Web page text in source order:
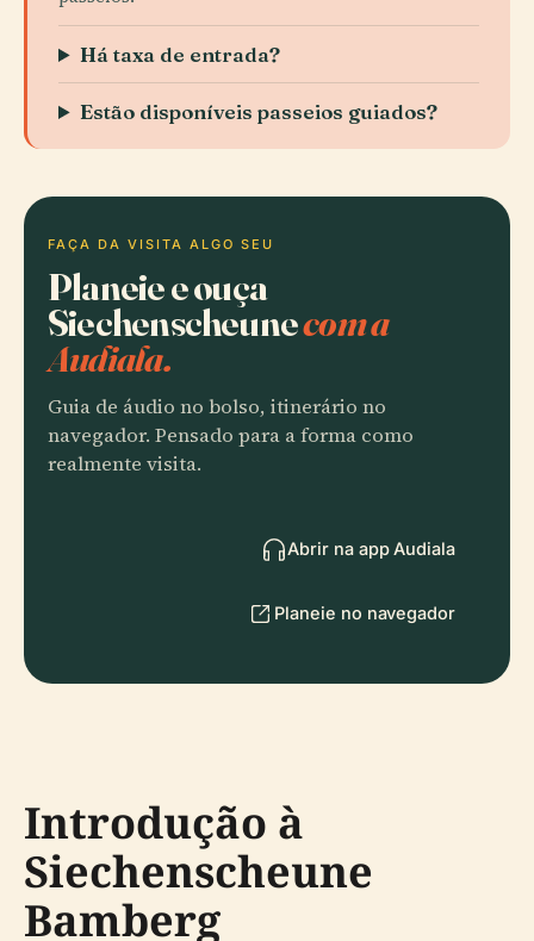
Há taxa de entrada?
Estão disponíveis passeios guiados?
FAÇA DA VISITA ALGO SEU
Planeie e ouça
Siechenscheunecom a
Audiala.
Guia de áudio no bolso, itinerário no
navegador. Pensado para a forma como
realmente visita.
Abrir na app Audiala
Planeie no navegador
Introdução à
Siechenscheune
Bamberg